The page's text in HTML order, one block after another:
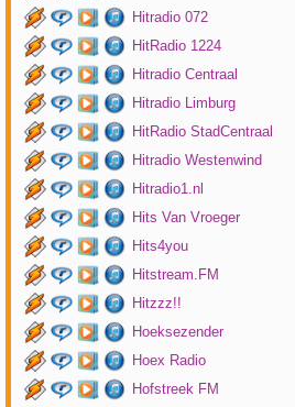
Hitradio 072
HitRadio 1224
Hitradio Centraal
Hitradio Limburg
HitRadio StadCentraal
Hitradio Westenwind
Hitradio1.nl
Hits Van Vroeger
Hits4you
Hitstream.FM
Hitzzz!!
Hoeksezender
Hoex Radio
Hofstreek FM